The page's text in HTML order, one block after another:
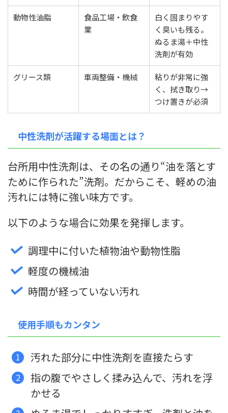
動物性油脂
食品工場・飲食
業
白く固まりやす
く臭いも残る。
ぬるま湯＋中性
洗剤が有効
グリース類 車両整備・機械
粘りが非常に強
く、拭き取り→
つけ置きが必須
中性洗剤が活躍する場面とは？
台所用中性洗剤は、その名の通り“油を落とす
ために作られた”洗剤。だからこそ、軽めの油
汚れには特に強い味方です。
以下のような場合に効果を発揮します。
調理中に付いた植物油や動物性脂
軽度の機械油
時間が経っていない汚れ
使用手順もカンタン
汚れた部分に中性洗剤を直接たらす
指の腹でやさしく揉み込んで、汚れを浮
かせる